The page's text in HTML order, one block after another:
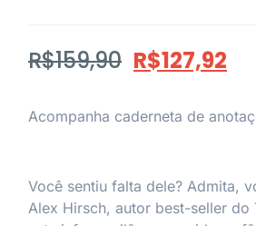
R$159,90 R$127,92
Acompanha caderneta de
Você sentiu falta dele? Admita,
Alex Hirsch, autor best-seller do